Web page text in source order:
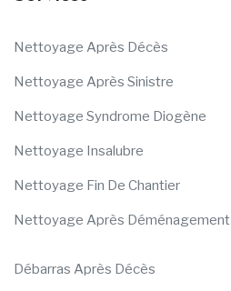
Nettoyage Après Décès
Nettoyage Après Sinistre
Nettoyage Syndrome Diogène
Nettoyage Insalubre
Nettoyage Fin De Chantier
Nettoyage Après Déménagement
Débarras Après Décès